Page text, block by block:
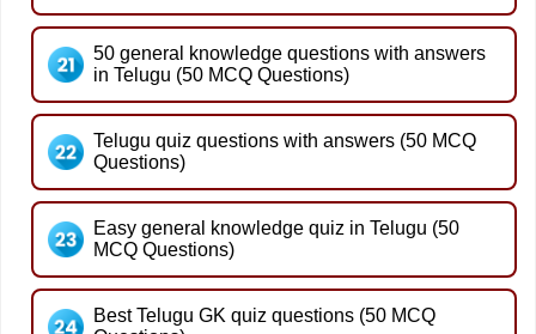
50 general knowledge questions with answers
in Telugu (50 MCQ Questions)
Telugu quiz questions with answers (50 MCQ
Questions)
Easy general knowledge quiz in Telugu (50
MCQ Questions)
Best Telugu GK quiz questions (50 MCQ